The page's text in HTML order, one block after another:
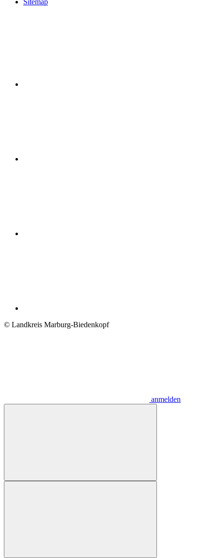
Sitemap
© Landkreis Marburg-Biedenkopf
anmelden